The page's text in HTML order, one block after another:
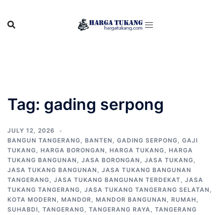
content
Tag: gading serpong
JULY 12, 2026
BANGUN TANGERANG, BANTEN , GADING SERPONG, GAJI
TUKANG, HARGA BORONGAN , HARGA TUKANG, HARGA
TUKANG BANGUNAN , JASA BORONGAN , JASA TUKANG,
JASA TUKANG BANGUNAN , JASA TUKANG BANGUNAN
TANGERANG, JASA TUKANG BANGUNAN TERDEKAT, JASA
TUKANG TANGERANG, JASA TUKANG TANGERANG SELATAN ,
KOTA MODERN , MANDOR, MANDOR BANGUNAN , RUMAH ,
SUHABDI, TANGERANG, TANGERANG RAYA, TANGERANG